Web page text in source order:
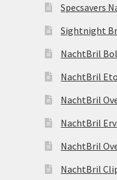
Specsavers
Sightnight
NachtBril
NachtBril
NachtBril
NachtBril
NachtBril
NachtBril